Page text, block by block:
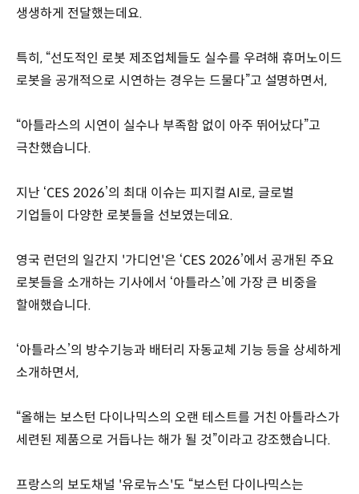
생생하게 전달했는데요.
특히, “선도적인 로봇 제조업체들도 실수를 우려해 휴머노이드
로봇을 공개적으로 시연하는 경우는 드물다”고 설명하면서,
“아틀라스의 시연이 실수나 부족함 없이 아주 뛰어났다”고
극찬했습니다.
지난 ‘CES 2026’의 최대 이슈는 피지컬 AI로, 글로벌
기업들이 다양한 로봇들을 선보였는데요.
영국 런던의 일간지 '가디언'은 ‘CES 2026’에서 공개된 주요
로봇들을 소개하는 기사에서 ‘아틀라스’에 가장 큰 비중을
할애했습니다.
‘아틀라스’의 방수기능과 배터리 자동교체 기능 등을 상세하게
소개하면서,
“올해는 보스턴 다이나믹스의 오랜 테스트를 거친 아틀라스가
세련된 제품으로 거듭나는 해가 될 것”이라고 강조했습니다.
프랑스의 보도채널 '유로뉴스'도 “보스턴 다이나믹스는